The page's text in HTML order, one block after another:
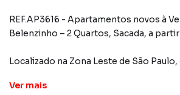
REF.AP3616 - Apartamentos novos à Venda na Chácara
Belenzinho – 2 Quartos, Sacada, a
Localizado na Zona Leste de São
personalização:
Ver mais